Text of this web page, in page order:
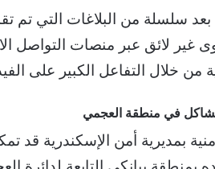
سلسلة من البلاغات التي تم
غير لائق عبر منصات التواصل
من خلال التفاعل الكبير على
في منطقة العجمي
بمديرية أمن الإسكندرية